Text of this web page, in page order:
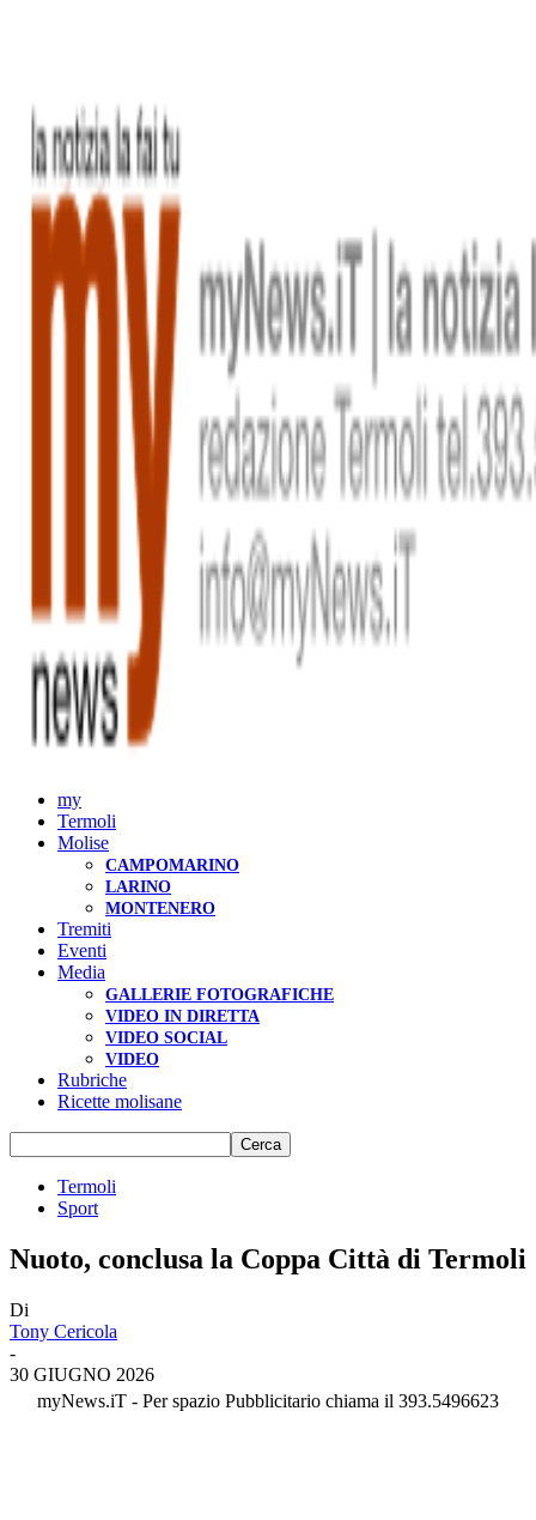
my
Termoli
Molise
CAMPOMARINO
LARINO
MONTENERO
Tremiti
Eventi
Media
GALLERIE FOTOGRAFICHE
VIDEO IN DIRETTA
VIDEO SOCIAL
VIDEO
Rubriche
Ricette molisane
Termoli
Sport
Nuoto, conclusa la Coppa Città di Termoli
Di
Tony Cericola
-
30 GIUGNO 2026
myNews.iT - Per spazio Pubblicitario chiama il 393.5496623